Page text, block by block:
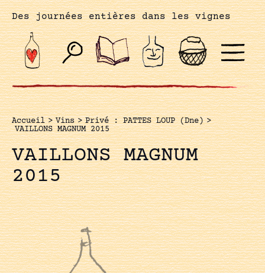
Des journées entières dans les vignes
Accueil > Vins > Privé : PATTES LOUP (Dne) >
VAILLONS MAGNUM 2015
VAILLONS MAGNUM
2015